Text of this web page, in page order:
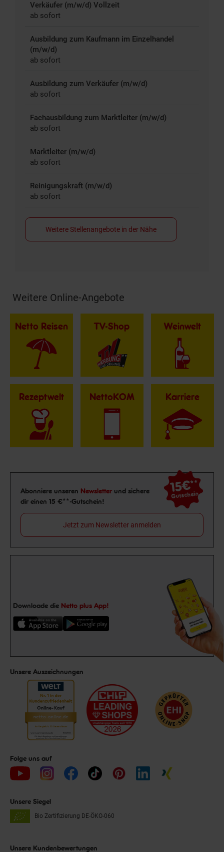
Verkäufer (m/w/d) Vollzeit
ab sofort
Ausbildung zum Kaufmann im Einzelhandel
(m/w/d)
ab sofort
Ausbildung zum Verkäufer (m/w/d)
ab sofort
Fachausbildung zum Marktleiter (m/w/d)
ab sofort
Marktleiter (m/w/d)
ab sofort
Reinigungskraft (m/w/d)
ab sofort
Weitere Stellenangebote in der Nähe
Fußzeile
Weitere Online-Angebote
Netto Reisen TV-Shop Weinwelt
Rezeptwelt NettoKOM Karriere
Newsletter Anmeldung
Abonniere unseren Newsletter und sichere
dir einen 15 €**-Gutschein!
15€**
Gutschein
Jetzt zum Newsletter anmelden
Downloade die Netto plus App!
Unsere Auszeichnungen
Folge uns auf
Unsere Siegel
Bio Zertifizierung DE-ÖKO-060
Unsere Kundenbewertungen